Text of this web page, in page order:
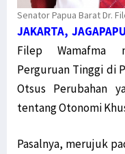
Senator Papua Barat Dr.
JAKARTA,
Filep Wamafma
Perguruan Tinggi di
Otsus Perubahan
tentang Otonomi
Pasalnya, merujuk